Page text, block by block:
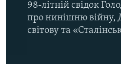
98-літній свідок
про нинішню війну,
світову та